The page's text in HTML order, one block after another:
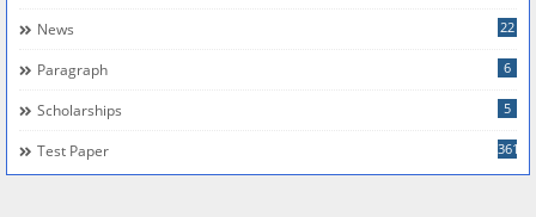
News 22
Paragraph 6
Scholarships 5
Test Paper 361